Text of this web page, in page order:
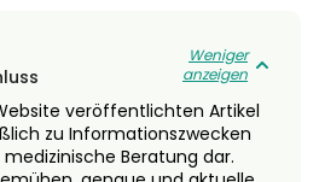
Weniger
anzeigen
veröffentlichten Artikel
zu Informationszwecken
Beratung dar.